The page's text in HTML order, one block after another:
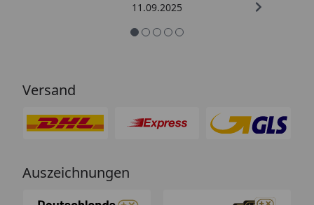
11.09.2025
Versand
Auszeichnungen